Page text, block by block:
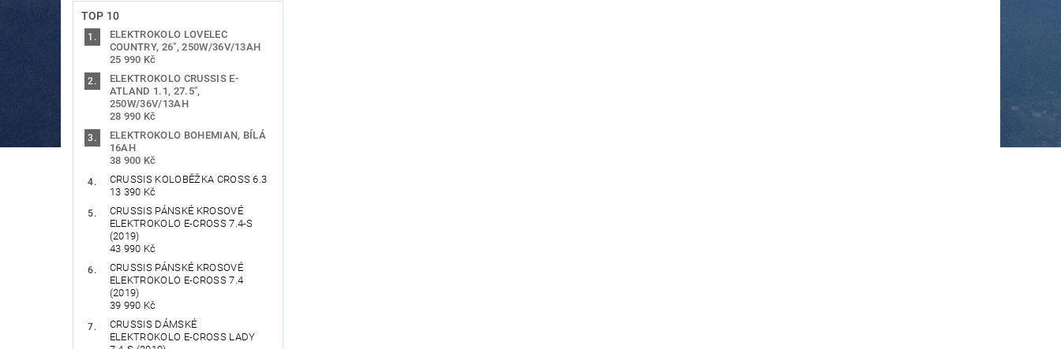
TOP 10
ELEKTROKOLO LOVELEC
COUNTRY, 26", 250W/36V/13AH
25 990 Kč
ELEKTROKOLO CRUSSIS E-
ATLAND 1.1, 27.5",
250W/36V/13AH
28 990 Kč
ELEKTROKOLO BOHEMIAN, BÍLÁ
16AH
38 900 Kč
CRUSSIS KOLOBĚŽKA CROSS 6.3
13 390 Kč
CRUSSIS PÁNSKÉ KROSOVÉ
ELEKTROKOLO E-CROSS 7.4-S
(2019)
43 990 Kč
CRUSSIS PÁNSKÉ KROSOVÉ
ELEKTROKOLO E-CROSS 7.4
(2019)
39 990 Kč
CRUSSIS DÁMSKÉ
ELEKTROKOLO E-CROSS LADY